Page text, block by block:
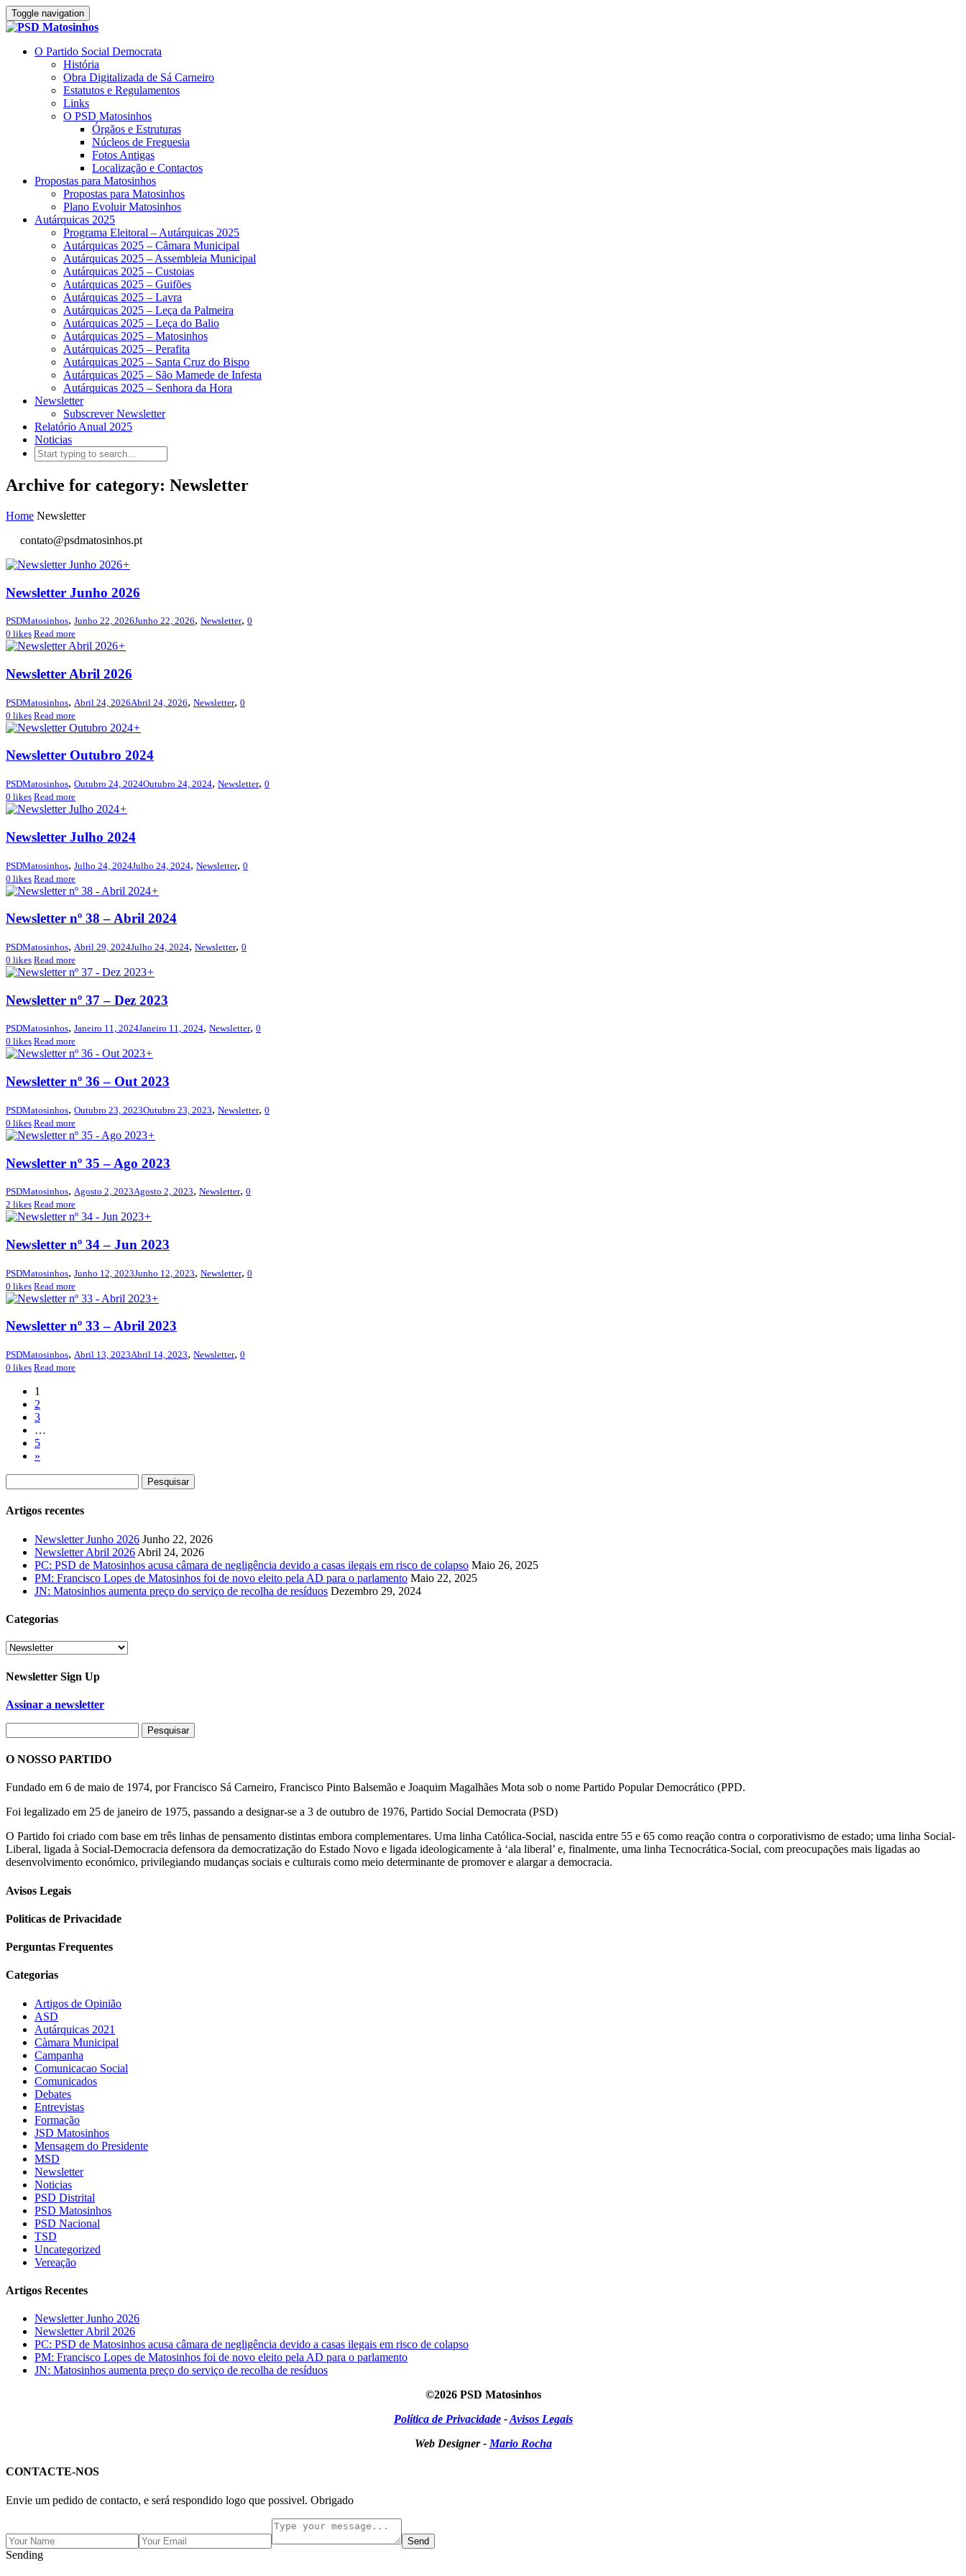
Toggle navigation
O Partido Social Democrata
História
Obra Digitalizada de Sá Carneiro
Estatutos e Regulamentos
Links
O PSD Matosinhos
Órgãos e Estruturas
Núcleos de Freguesia
Fotos Antigas
Localização e Contactos
Propostas para Matosinhos
Propostas para Matosinhos
Plano Evoluir Matosinhos
Autárquicas 2025
Programa Eleitoral – Autárquicas 2025
Autárquicas 2025 – Câmara Municipal
Autárquicas 2025 – Assembleia Municipal
Autárquicas 2025 – Custoias
Autárquicas 2025 – Guifões
Autárquicas 2025 – Lavra
Autárquicas 2025 – Leça da Palmeira
Autárquicas 2025 – Leça do Balio
Autárquicas 2025 – Matosinhos
Autárquicas 2025 – Perafita
Autárquicas 2025 – Santa Cruz do Bispo
Autárquicas 2025 – São Mamede de Infesta
Autárquicas 2025 – Senhora da Hora
Newsletter
Subscrever Newsletter
Relatório Anual 2025
Noticias
Archive for category: Newsletter
Home Newsletter
contato@psdmatosinhos.pt
+
Newsletter Junho 2026
PSDMatosinhos, Junho 22, 2026Junho 22, 2026, Newsletter, 0
0 likes Read more
+
Newsletter Abril 2026
PSDMatosinhos, Abril 24, 2026Abril 24, 2026, Newsletter, 0
0 likes Read more
+
Newsletter Outubro 2024
PSDMatosinhos, Outubro 24, 2024Outubro 24, 2024, Newsletter, 0
0 likes Read more
+
Newsletter Julho 2024
PSDMatosinhos, Julho 24, 2024Julho 24, 2024, Newsletter, 0
0 likes Read more
+
Newsletter nº 38 – Abril 2024
PSDMatosinhos, Abril 29, 2024Julho 24, 2024, Newsletter, 0
0 likes Read more
+
Newsletter nº 37 – Dez 2023
PSDMatosinhos, Janeiro 11, 2024Janeiro 11, 2024, Newsletter, 0
0 likes Read more
+
Newsletter nº 36 – Out 2023
PSDMatosinhos, Outubro 23, 2023Outubro 23, 2023, Newsletter, 0
0 likes Read more
+
Newsletter nº 35 – Ago 2023
PSDMatosinhos, Agosto 2, 2023Agosto 2, 2023, Newsletter, 0
2 likes Read more
+
Newsletter nº 34 – Jun 2023
PSDMatosinhos, Junho 12, 2023Junho 12, 2023, Newsletter, 0
0 likes Read more
+
Newsletter nº 33 – Abril 2023
PSDMatosinhos, Abril 13, 2023Abril 14, 2023, Newsletter, 0
0 likes Read more
1
2
3
…
5
»
Artigos recentes
Newsletter Junho 2026 Junho 22, 2026
Newsletter Abril 2026 Abril 24, 2026
PC: PSD de Matosinhos acusa câmara de negligência devido a casas ilegais em risco de colapso Maio 26, 2025
PM: Francisco Lopes de Matosinhos foi de novo eleito pela AD para o parlamento Maio 22, 2025
JN: Matosinhos aumenta preço do serviço de recolha de resíduos Dezembro 29, 2024
Categorias
Categorias
Newsletter Sign Up
Assinar a newsletter
O NOSSO PARTIDO
Fundado em 6 de maio de 1974, por Francisco Sá Carneiro, Francisco Pinto Balsemão e Joaquim Magalhães Mota sob o nome Partido Popular Democrático (PPD.
Foi legalizado em 25 de janeiro de 1975, passando a designar-se a 3 de outubro de 1976, Partido Social Democrata (PSD)
O Partido foi criado com base em três linhas de pensamento distintas embora complementares. Uma linha Católica-Social, nascida entre 55 e 65 como reação contra o corporativismo de estado; uma linha Social-
Liberal, ligada à Social-Democracia defensora da democratização do Estado Novo e ligada ideologicamente à ‘ala liberal’ e, finalmente, uma linha Tecnocrática-Social, com preocupações mais ligadas ao
desenvolvimento económico, privilegiando mudanças sociais e culturais como meio determinante de promover e alargar a democracia.
Avisos Legais
Politicas de Privacidade
Perguntas Frequentes
Categorias
Artigos de Opinião
ASD
Autárquicas 2021
Càmara Municipal
Campanha
Comunicacao Social
Comunicados
Debates
Entrevistas
Formação
JSD Matosinhos
Mensagem do Presidente
MSD
Newsletter
Noticias
PSD Distrital
PSD Matosinhos
PSD Nacional
TSD
Uncategorized
Vereação
Artigos Recentes
Newsletter Junho 2026
Newsletter Abril 2026
PC: PSD de Matosinhos acusa câmara de negligência devido a casas ilegais em risco de colapso
PM: Francisco Lopes de Matosinhos foi de novo eleito pela AD para o parlamento
JN: Matosinhos aumenta preço do serviço de recolha de resíduos
©2026 PSD Matosinhos
Política de Privacidade-Avisos Legais
Web Designer - Mario Rocha
CONTACTE-NOS
Envie um pedido de contacto, e será respondido logo que possivel. Obrigado
Send
Sending